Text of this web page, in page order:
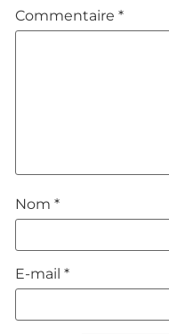
Commentaire *
Nom *
E-mail *